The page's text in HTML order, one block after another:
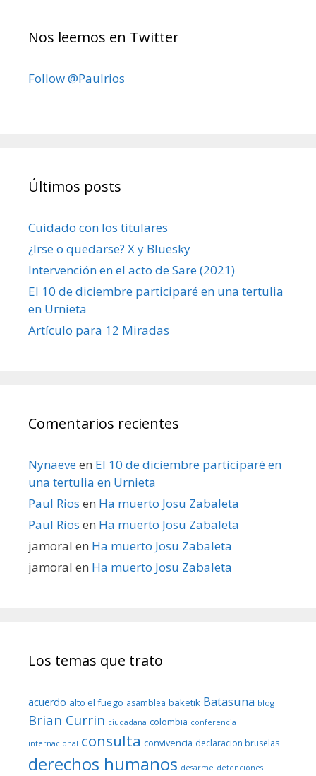
Nos leemos en Twitter
Follow @Paulrios
Últimos posts
Cuidado con los titulares
¿Irse o quedarse? X y Bluesky
Intervención en el acto de Sare (2021)
El 10 de diciembre participaré en una tertulia
en Urnieta
Artículo para 12 Miradas
Comentarios recientes
Nynaeveen El 10 de diciembre participaré en
una tertulia en Urnieta
Paul Rios en Ha muerto Josu Zabaleta
Paul Rios en Ha muerto Josu Zabaleta
jamoral en Ha muerto Josu Zabaleta
jamoral en Ha muerto Josu Zabaleta
Los temas que trato
acuerdo alto el fuego asamblea baketik Batasuna blog
Brian Currin ciudadana colombia conferencia
internacional consulta convivencia declaracion bruselas
derechos humanos desarme detenciones